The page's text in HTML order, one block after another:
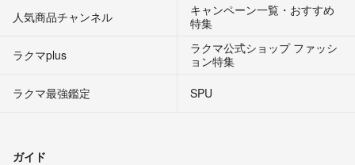
人気商品チャンネル
キャンペーン一覧・おすすめ
特集
ラクマplus
ラクマ公式ショップ ファッシ
ョン特集
ラクマ最強鑑定
SPU
ガイド